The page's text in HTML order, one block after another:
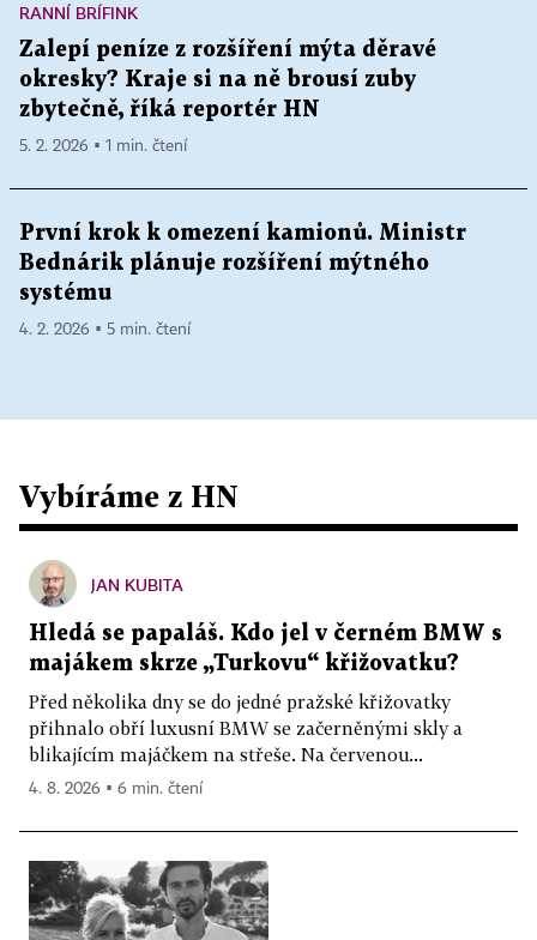
RANNÍ BRÍFINK
Zalepí peníze z rozšíření mýta děravé
okresky? Kraje si na ně brousí zuby
zbytečně, říká reportér HN
5. 2. 2026 ▪ 1 min. čtení
První krok k omezení kamionů. Ministr
Bednárik plánuje rozšíření mýtného
systému
4. 2. 2026 ▪ 5 min. čtení
Vybíráme z HN
JAN KUBITA
Hledá se papaláš. Kdo jel v černém BMW s
majákem skrze „Turkovu“ křižovatku?
Před několika dny se do jedné pražské křižovatky
přihnalo obří luxusní BMW se začerněnými skly a
blikajícím majáčkem na střeše. Na červenou...
4. 8. 2026 ▪ 6 min. čtení